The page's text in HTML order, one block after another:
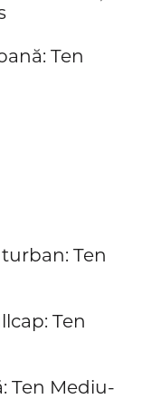
Ten
Ten
Ten
Ten Mediu-